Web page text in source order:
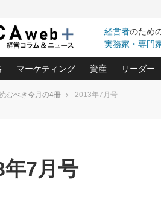
経営者のため
実務家・専門
を築く ビジネス・クリニック(240)
ザー「人を大切にしながら利益を上げる
マーケティング
ロングセラーの玉手箱(9)
資産 リーダー
むべき今月の4冊 2013年7月号
年7月号